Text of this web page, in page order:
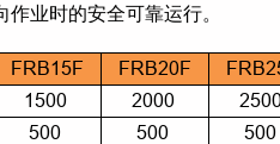
业时的安全可靠运行。
FRB15F FRB20F
1500 2000
500 500
500